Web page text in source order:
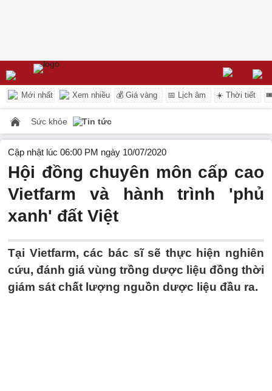
Mới nhất Xem nhiều 💰 Giá vàng 📅 Lịch âm ☀️ Thời tiết
Sức khỏe Tin tức
Cập nhật lúc 06:00 PM ngày 10/07/2020
Hội đồng chuyên môn cấp cao
Vietfarm và hành trình 'phủ
xanh' đất Việt
Tại Vietfarm, các bác sĩ sẽ thực hiện nghiên
cứu, đánh giá vùng trồng dược liệu đồng thời
giám sát chất lượng nguồn dược liệu đầu ra.